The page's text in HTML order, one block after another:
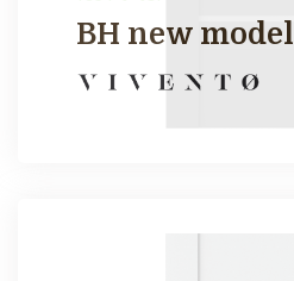
BH new model